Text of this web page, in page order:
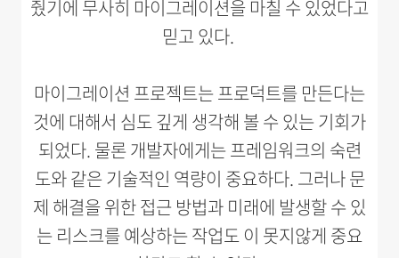
줬기에 무사히 마이그레이션을 마칠 수 있었다고
믿고 있다.
마이그레이션 프로젝트는 프로덕트를 만든다는
것에 대해서 심도 깊게 생각해 볼 수 있는 기회가
되었다. 물론 개발자에게는 프레임워크의 숙련
도와 같은 기술적인 역량이 중요하다. 그러나 문
제 해결을 위한 접근 방법과 미래에 발생할 수 있
는 리스크를 예상하는 작업도 이 못지않게 중요